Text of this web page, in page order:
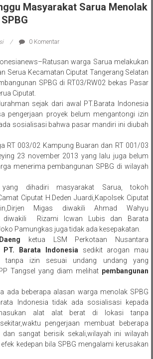
Masyarakat Sarua Menolak
0 Komentar
warga Sarua melakukan
Serua Kecamatan Ciputat Tangerang Selatan
SPBG di RT03/RW02 bekas Pasar
Ciputat.
sejak dari awal PT.Barata Indonesia
pengerjaan proyek belum mengantongi izin
sosialisasi bahwa pasar mandiri ini diubah
RT 003/02 Kampung Buaran dan RT 001/03
23 november 2013 yang lalu juga belum
menerima pembangunan SPBG di wilayah
dihadiri masyarakat Sarua, tokoh
Ciputat H.Deden Juardi,Kapolsek Ciputat
Migas diwakili Ahmad Wahyu
diwakili Rizami Icwan Lubis dan Barata
Pamungkas juga tidak ada kesepakatan.
ketua LSM Perkotaan Nusantara
PT. Barata Indonesia sedikit arogan mau
tanpa izin sesuai undang undang yang
Tangsel yang diam melihat pembangunan
ada beberapa alasan warga menolak SPBG
Indonesia tidak ada sosialisasi kepada
alat alat berat di lokasi tanpa
pengerjaan membuat beberapa
sangat berisik sekali,wilayah ini wilayah
kedepan bila SPBG mengalami kerusakan